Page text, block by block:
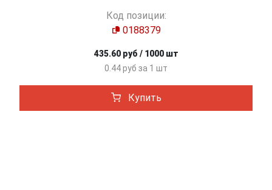
Код позиции:
0188379
435.60 руб / 1000 шт
0.44 руб за 1 шт
Купить